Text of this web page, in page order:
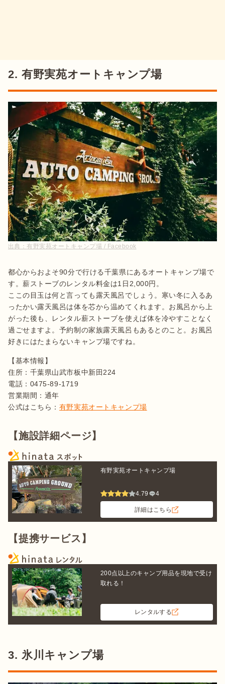
2. 有野実苑オートキャンプ場
出典：有野実苑オートキャンプ場 / Facebook
都心からおよそ90分で行ける千葉県にあるオートキャンプ場で
す。薪ストーブのレンタル料金は1日2,000円。
ここの目玉は何と言っても露天風呂でしょう。寒い冬に入るあ
ったかい露天風呂は体を芯から温めてくれます。お風呂から上
がった後も、レンタル薪ストーブを使えば体を冷やすことなく
過ごせますよ。予約制の家族露天風呂もあるとのこと。お風呂
好きにはたまらないキャンプ場ですね。
【基本情報】
住所：千葉県山武市板中新田224
電話：0475-89-1719
営業期間：通年
公式はこちら： 有野実苑オートキャンプ場
【施設詳細ページ】
有野実苑オートキャンプ場
4.79 4
詳細はこちら
【提携サービス】
200点以上のキャンプ用品を現地で受け
取れる！
レンタルする
3. 氷川キャンプ場